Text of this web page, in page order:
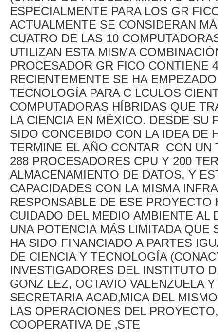
ESPECIALMENTE PARA LOS GR
ACTUALMENTE SE CONSIDERAN
CUATRO DE LAS 10
UTILIZAN ESTA MISMA
PROCESADOR GR FICO CONTIENE
RECIENTEMENTE SE HA
TECNOLOGÍA PARA C LCULOS
COMPUTADORAS HÍBRIDAS QUE
LA CIENCIA EN MÉXICO. DESDE SU
SIDO CONCEBIDO CON LA IDEA DE
TERMINE EL AÑO CONTAR CON
288 PROCESADORES CPU Y 200
ALMACENAMIENTO DE DATOS, Y
CAPACIDADES CON LA MISMA
RESPONSABLE DE ESE PROYECTO
CUIDADO DEL MEDIO AMBIENTE AL
UNA POTENCIA MÁS LIMITADA QUE
HA SIDO FINANCIADO A PARTES
DE CIENCIA Y TECNOLOGÍA
INVESTIGADORES DEL INSTITUTO
GONZ LEZ, OCTAVIO VALENZUELA
SECRETARIA ACAD‚MICA DEL
LAS OPERACIONES DEL
COOPERATIVA DE ‚STE